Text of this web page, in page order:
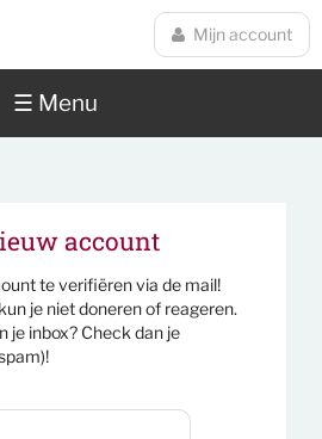
Mijn account
☰ Menu
account
te verifiëren via de mail!
je niet doneren of reageren.
je inbox? Check dan je